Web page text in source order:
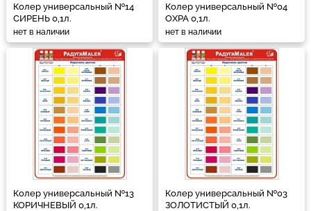
Колер универсальный №14
СИРЕНЬ 0,1л.
нет в наличии
Колер универсальный №04
ОХРА 0,1л.
нет в наличии
Колер универсальный №13
КОРИЧНЕВЫЙ 0,1л.
Колер универсальный №03
ЗОЛОТИСТЫЙ 0,1л.